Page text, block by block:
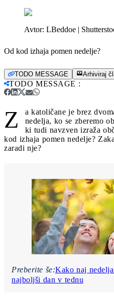
Avtor: LBeddoe |
Od kod izhaja pomen nedelje?
TODO MESSAGE Arhiviraj
TODO MESSAGE :
Z
a katoličane je brez
nedelja, ko se zberemo
ki tudi navzven izraža
kod izhaja pomen nedelje?
zaradi nje?
Preberite še:Kako naj
najboljši dan v tednu